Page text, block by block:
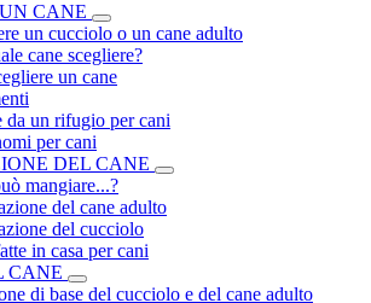
CANE
un cucciolo o un cane adulto
cane scegliere?
un cane
da un rifugio per cani
per cani
DEL CANE
mangiare...?
del cane adulto
del cucciolo
in casa per cani
CANE
di base del cucciolo e del cane adulto